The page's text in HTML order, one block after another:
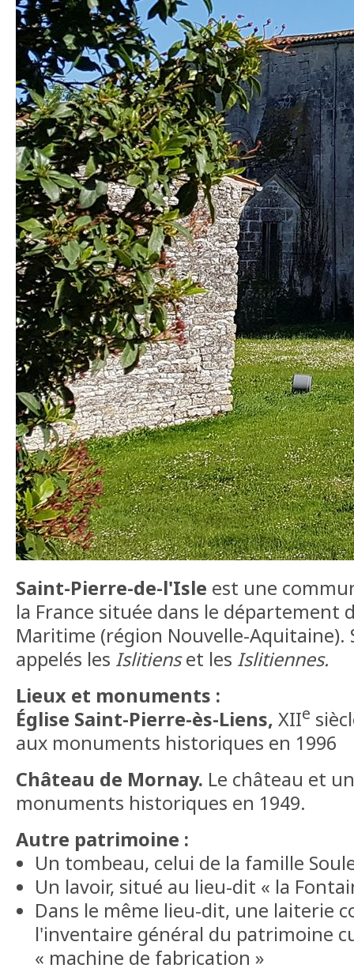
Saint-Pierre-de-l'Isle est une
la France située dans le département
Maritime (région Nouvelle-Aquitaine).
appelés les Islitienset les Islitiennes.
Lieux et monuments :
Église Saint-Pierre-ès-Liens, XIIe
aux monuments historiques en 1996
Château de Mornay. Le château et
monuments historiques en 1949.
Autre patrimoine :
Un tombeau, celui de la famille
Un lavoir, situé au lieu-dit « la
Dans le même lieu-dit, une laiterie
l'inventaire général du patrimoine
« machine de fabrication »